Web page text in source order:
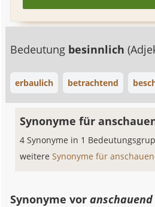
Bedeutung besinnlich
erbaulich betrachtend
Synonyme für
4 Synonyme in 1
weitereSynonyme für
Synonyme voranschauend